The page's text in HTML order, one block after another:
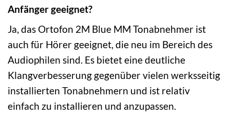
Anfänger geeignet?
Ja, das Ortofon 2M Blue MM Tonabnehmer ist
auch für Hörer geeignet, die neu im Bereich des
Audiophilen sind. Es bietet eine deutliche
Klangverbesserung gegenüber vielen werksseitig
installierten Tonabnehmern und ist relativ
einfach zu installieren und anzupassen.